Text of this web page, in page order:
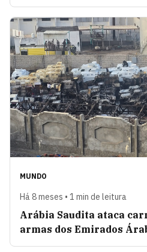
MUNDO
Há 8 meses • 1 min de leitura
Arábia Saudita ataca
armas dos Emirados